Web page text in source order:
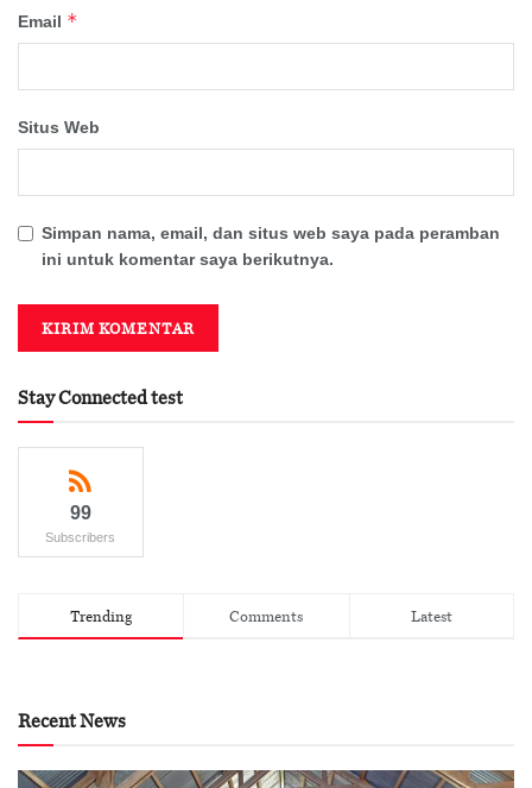
Email *
Situs Web
Simpan nama, email, dan situs web saya pada peramban
ini untuk komentar saya berikutnya.
Stay Connected test
99
Subscribers
Trending Comments Latest
Recent News